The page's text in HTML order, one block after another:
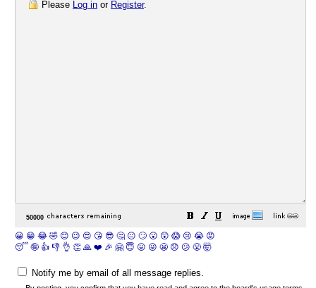
Please Log in or Register.
😀 😁 😂 🤣 😊 😉 😍 😘 😎 🤔 😐 🙄 😮 😲 😱 😢 😭 😡
😴 🤪 👍 👎 👌 👏 🙏 ❤️ 🎉 🤗 😇 😛 😜 😬 😞 😕 😤 🤯
Notify me by email of all message replies.